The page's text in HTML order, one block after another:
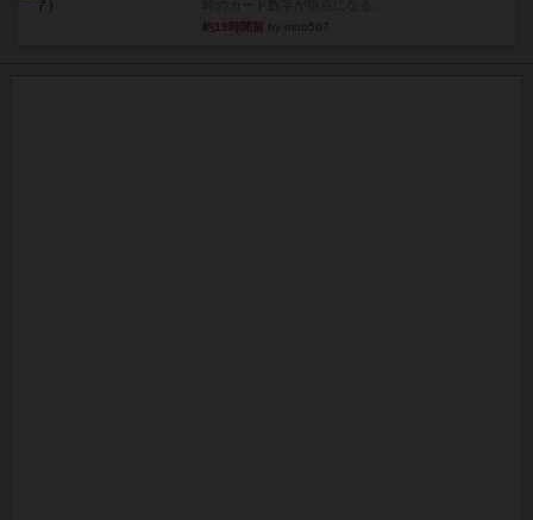
約19時間前